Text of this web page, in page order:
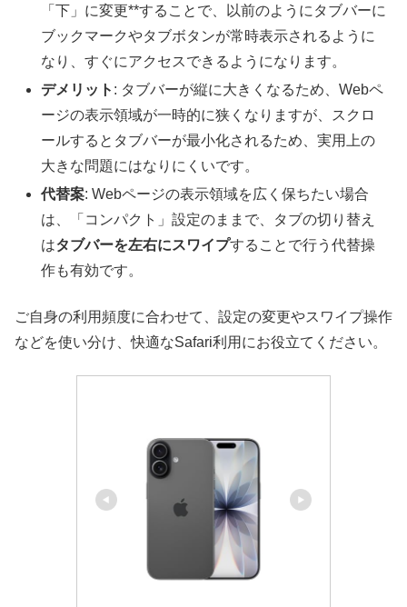
「下」に変更**することで、以前のようにタブバーに
ブックマークやタブボタンが常時表示されるように
なり、すぐにアクセスできるようになります。
デメリット : タブバーが縦に大きくなるため、Webペ
ージの表示領域が一時的に狭くなりますが、スクロ
ールするとタブバーが最小化されるため、実用上の
大きな問題にはなりにくいです。
代替案: Webページの表示領域を広く保ちたい場合
は、「コンパクト」設定のままで、タブの切り替え
はタブバーを左右にスワイプすることで行う代替操
作も有効です。
ご自身の利用頻度に合わせて、設定の変更やスワイプ操作
などを使い分け、快適なSafari利用にお役立てください。